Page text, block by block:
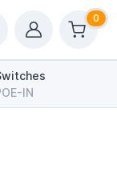
0
IN